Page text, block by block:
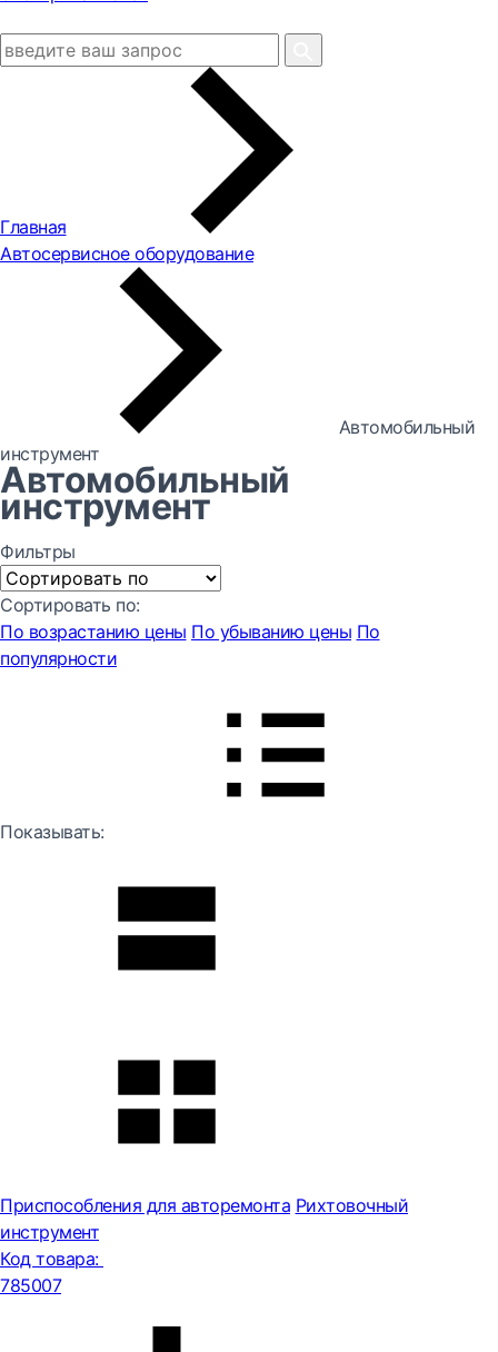
Главная
Автосервисное оборудование
Автомобильный
инструмент
Автомобильный
инструмент
Фильтры
Сортировать по:
По возрастанию цены По убыванию цены По
популярности
Показывать:
Приспособления для авторемонта Рихтовочный
инструмент
Код товара:
785007